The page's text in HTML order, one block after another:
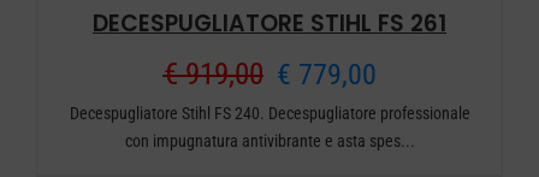
DECESPUGLIATORE STIHL FS 261
€919,00 Il
prezzo
€ 779,00Il
prezzo
Decespugliatore Stihl FS 240. Decespugliatore professionale
con impugnatura antivibrante e asta spes...